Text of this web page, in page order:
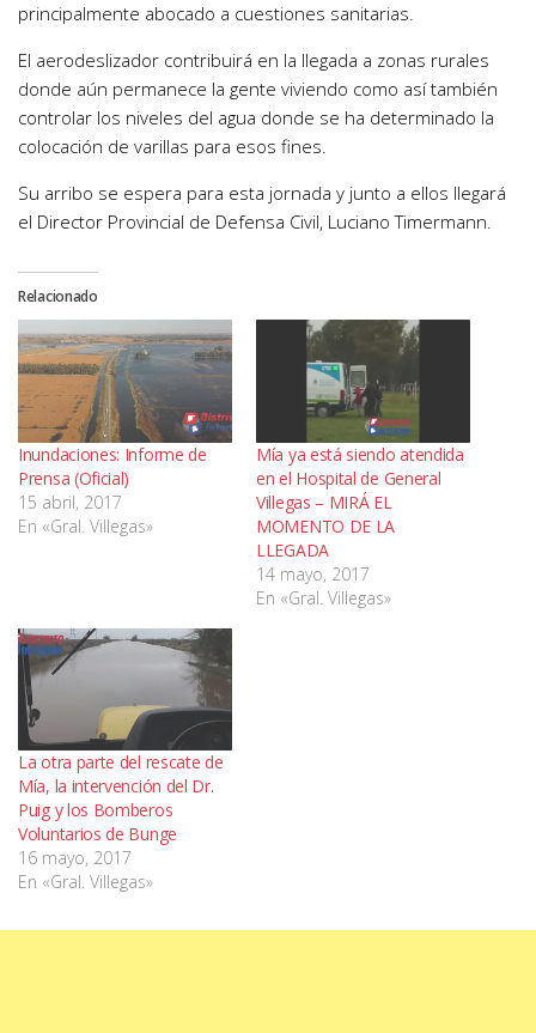
principalmente abocado a cuestiones sanitarias.
El aerodeslizador contribuirá en la llegada a zonas rurales
donde aún permanece la gente viviendo como así también
controlar los niveles del agua donde se ha determinado la
colocación de varillas para esos fines.
Su arribo se espera para esta jornada y junto a ellos llegará
el Director Provincial de Defensa Civil, Luciano Timermann.
Relacionado
Inundaciones: Informe de
Prensa (Oficial)
15 abril, 2017
En «Gral. Villegas»
Mía ya está siendo atendida
en el Hospital de General
Villegas – MIRÁ EL
MOMENTO DE LA
LLEGADA
14 mayo, 2017
En «Gral. Villegas»
La otra parte del rescate de
Mía, la intervención del Dr.
Puig y los Bomberos
Voluntarios de Bunge
16 mayo, 2017
En «Gral. Villegas»